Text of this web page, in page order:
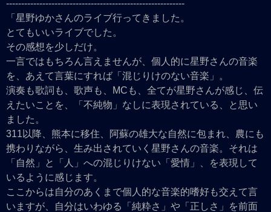
-----------------------------------------------------------
「星野ゆかさんのライブ行ってきました。
とてもいいライブでした。
その感想を少しだけ。
一言ではもちろん言えませんが、個人的に星野さんの音楽
を、あえて言葉にすれば「混じりけのない音楽」。
演奏も歌詞も、歌声も、MCも、全てが星野さんが感じ、伝
えたいことを、「不純物」なしに表現されている、と思い
ました。
311以降、熊本に移住、阿蘇の雄大な自然に包まれ、農にも
携わりながら、生み出されていく星野さんの音楽。それは
「自然」と「人」への混じりけない「愛情」、を表現して
いるように感じます。
ここからは自分のあくまで個人的な音楽的嗜好も交えて言
いますが、自分はいわゆる「純粋さ」や「正しさ」を前面